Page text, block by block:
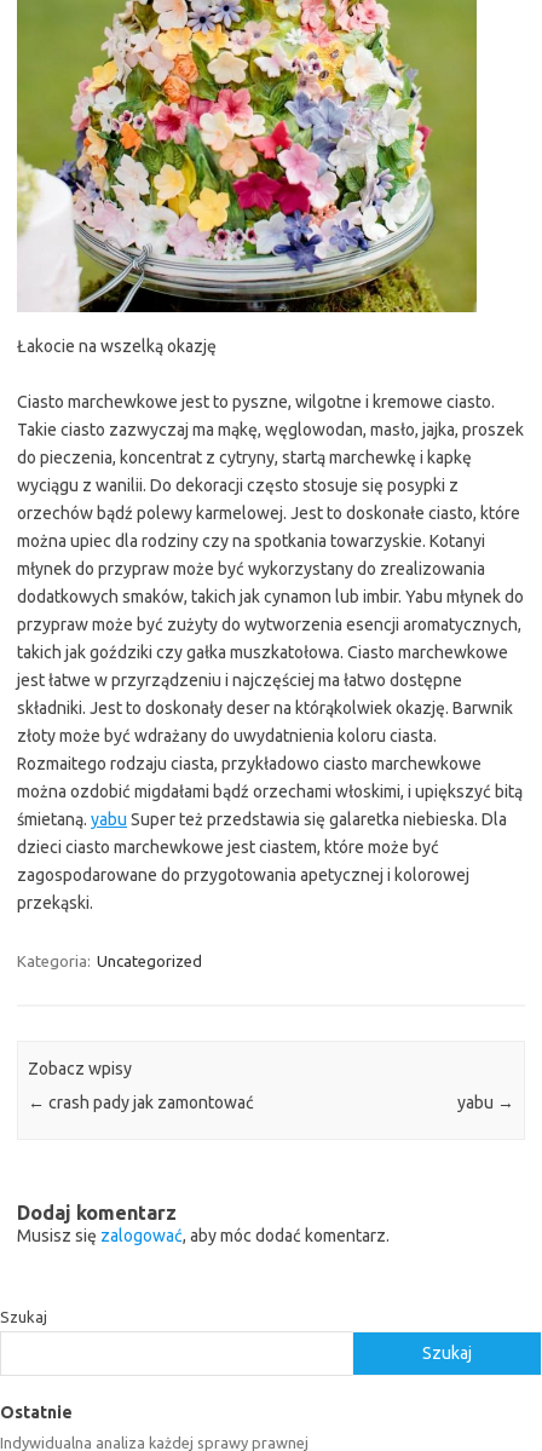
Łakocie na wszelką okazję
Ciasto marchewkowe jest to pyszne, wilgotne i kremowe ciasto.
Takie ciasto zazwyczaj ma mąkę, węglowodan, masło, jajka, proszek
do pieczenia, koncentrat z cytryny, startą marchewkę i kapkę
wyciągu z wanilii. Do dekoracji często stosuje się posypki z
orzechów bądź polewy karmelowej. Jest to doskonałe ciasto, które
można upiec dla rodziny czy na spotkania towarzyskie. Kotanyi
młynek do przypraw może być wykorzystany do zrealizowania
dodatkowych smaków, takich jak cynamon lub imbir. Yabu młynek do
przypraw może być zużyty do wytworzenia esencji aromatycznych,
takich jak goździki czy gałka muszkatołowa. Ciasto marchewkowe
jest łatwe w przyrządzeniu i najczęściej ma łatwo dostępne
składniki. Jest to doskonały deser na którąkolwiek okazję. Barwnik
złoty może być wdrażany do uwydatnienia koloru ciasta.
Rozmaitego rodzaju ciasta, przykładowo ciasto marchewkowe
można ozdobić migdałami bądź orzechami włoskimi, i upiększyć bitą
śmietaną. yabu Super też przedstawia się galaretka niebieska. Dla
dzieci ciasto marchewkowe jest ciastem, które może być
zagospodarowane do przygotowania apetycznej i kolorowej
przekąski.
Kategoria: Uncategorized
Zobacz wpisy
← crash pady jak zamontować yabu →
Dodaj komentarz
Musisz się zalogować, aby móc dodać komentarz.
Szukaj
Szukaj
Ostatnie
Indywidualna analiza każdej sprawy prawnej